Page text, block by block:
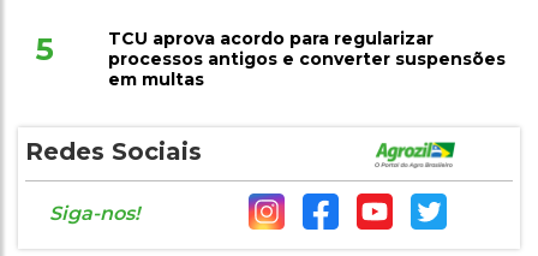
5
TCU aprova acordo para regularizar
processos antigos e converter suspensões
em multas
Redes Sociais
Siga-nos!